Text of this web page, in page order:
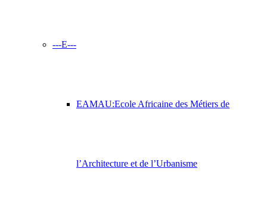
---E---
EAMAU:Ecole Africaine des Métiers de
l’Architecture et de l’Urbanisme